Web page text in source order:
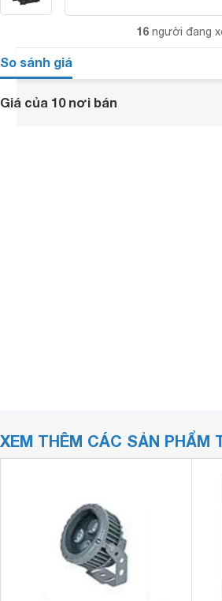
16 người đang
So sánh giá
Giá của 10 nơi bán
XEM THÊM CÁC SẢN